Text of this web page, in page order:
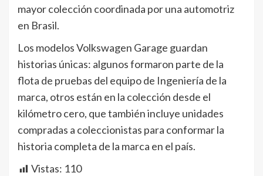
mayor colección coordinada por una automotriz
en Brasil.
Los modelos Volkswagen Garage guardan
historias únicas: algunos formaron parte de la
flota de pruebas del equipo de Ingeniería de la
marca, otros están en la colección desde el
kilómetro cero, que también incluye unidades
compradas a coleccionistas para conformar la
historia completa de la marca en el país.
Vistas: 110